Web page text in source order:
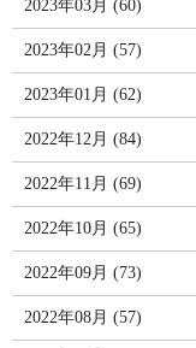
2023年03月 (60)
2023年02月 (57)
2023年01月 (62)
2022年12月 (84)
2022年11月 (69)
2022年10月 (65)
2022年09月 (73)
2022年08月 (57)